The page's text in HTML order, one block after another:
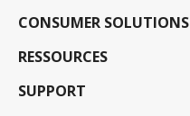
CONSUMER SOLUTIONS
RESSOURCES
SUPPORT